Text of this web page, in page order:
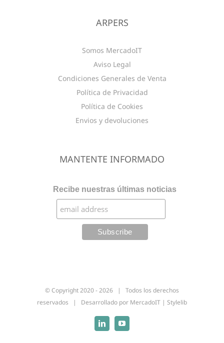
ARPERS
Somos MercadoIT
Aviso Legal
Condiciones Generales de Venta
Política de Privacidad
Política de Cookies
Envios y devoluciones
MANTENTE INFORMADO
Recibe nuestras últimas noticias
© Copyright 2020 -2026 | Todos los derechos
reservados | Desarrollado por MercadoIT | Stylelib
LinkedinYouTube